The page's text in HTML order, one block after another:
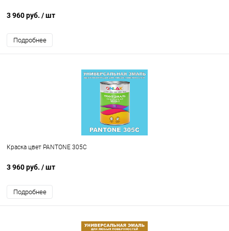
3 960 руб. / шт
Подробнее
Краска цвет PANTONE 305C
3 960 руб. / шт
Подробнее